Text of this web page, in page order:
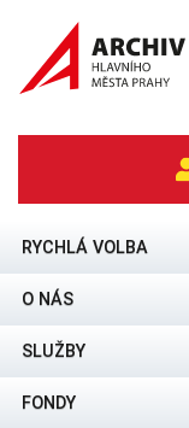
RYCHLÁ VOLBA
O NÁS
SLUŽBY
FONDY